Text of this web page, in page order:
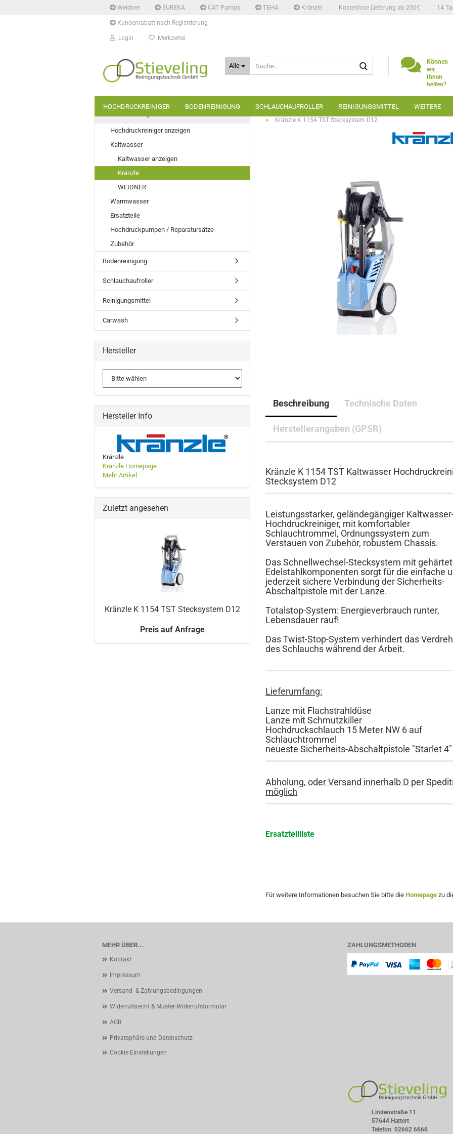
Weidner EUREKA CAT Pumps TEHA Kränzle Kostenlose Lieferung ab 200€ 14
Kundenrabatt nach Registrierung
Login Merkzettel
Alle
Können
wir
Ihnen
helfen?
6666
HOCHDRUCKREINIGER BODENREINIGUNG SCHLAUCHAUFROLLER REINIGUNGSMITTEL WEITERE
Startseite » Hochdruckreiniger » Kaltwasser » Kränzle
» Kränzle K 1154 TST Stecksystem D12
Beschreibung Technische Daten
Herstellerangaben (GPSR)
Kränzle K 1154 TST Kaltwasser
Stecksystem D12
Leistungsstarker, geländegängiger
Hochdruckreiniger, mit komfortabler
Schlauchtrommel, Ordnungssystem zum
Verstauen von Zubehör, robustem Chassis.
Das Schnellwechsel-Stecksystem mit
Edelstahlkomponenten sorgt für die einfache
jederzeit sichere Verbindung der Sicherheits-
Abschaltpistole mit der Lanze.
Totalstop-System: Energieverbrauch runter,
Lebensdauer rauf!
Das Twist-Stop-System verhindert das
des Schlauchs während der Arbeit.
Lieferumfang:
Lanze mit Flachstrahldüse
Lanze mit Schmutzkiller
Hochdruckschlauch 15 Meter NW 6 auf
Schlauchtrommel
neueste Sicherheits-Abschaltpistole "Starlet 4"
Abholung, oder Versand innerhalb D per
möglich
Ersatzteilliste
Für weitere Informationen besuchen Sie bitte dieHomepage zu
Hochdruckreiniger anzeigen
Kaltwasser
Kaltwasser anzeigen
Kränzle
WEIDNER
Warmwasser
Ersatzteile
Hochdruckpumpen / Reparatursätze
Zubehör
Bodenreinigung
Schlauchaufroller
Reinigungsmittel
Carwash
Hersteller
Hersteller Info
Kränzle
Kränzle Homepage
Mehr Artikel
Zuletzt angesehen
Kränzle K 1154 TST Stecksystem D12
Preis auf Anfrage
MEHR ÜBER...
Kontakt
Impressum
Versand- & Zahlungsbedingungen
Widerrufsrecht & Muster-Widerrufsformular
AGB
Privatsphäre und Datenschutz
Cookie Einstellungen
ZAHLUNGSMETHODEN
Lindenstraße 11
57644 Hattert
Telefon 02662 6666